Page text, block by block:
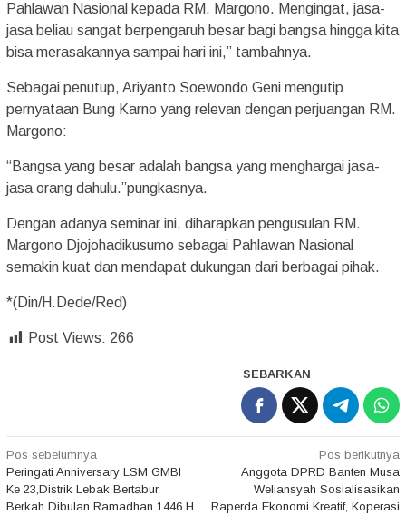
Pahlawan Nasional kepada RM. Margono. Mengingat, jasa-
jasa beliau sangat berpengaruh besar bagi bangsa hingga kita
bisa merasakannya sampai hari ini,” tambahnya.
Sebagai penutup, Ariyanto Soewondo Geni mengutip
pernyataan Bung Karno yang relevan dengan perjuangan RM.
Margono:
“Bangsa yang besar adalah bangsa yang menghargai jasa-
jasa orang dahulu.”pungkasnya.
Dengan adanya seminar ini, diharapkan pengusulan RM.
Margono Djojohadikusumo sebagai Pahlawan Nasional
semakin kuat dan mendapat dukungan dari berbagai pihak.
*(Din/H.Dede/Red)
Post Views: 266
SEBARKAN
Navigasi
pos
Pos sebelumnya
Peringati Anniversary LSM GMBI
Ke 23,Distrik Lebak Bertabur
Berkah Dibulan Ramadhan 1446 H
Pos berikutnya
Anggota DPRD Banten Musa
Weliansyah Sosialisasikan
Raperda Ekonomi Kreatif, Koperasi